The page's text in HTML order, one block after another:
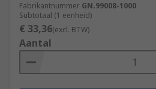
Fabrikantnummer GN.99008-1000
Subtotaal (1 eenheid)
€ 33,36(excl. BTW)
Aantal